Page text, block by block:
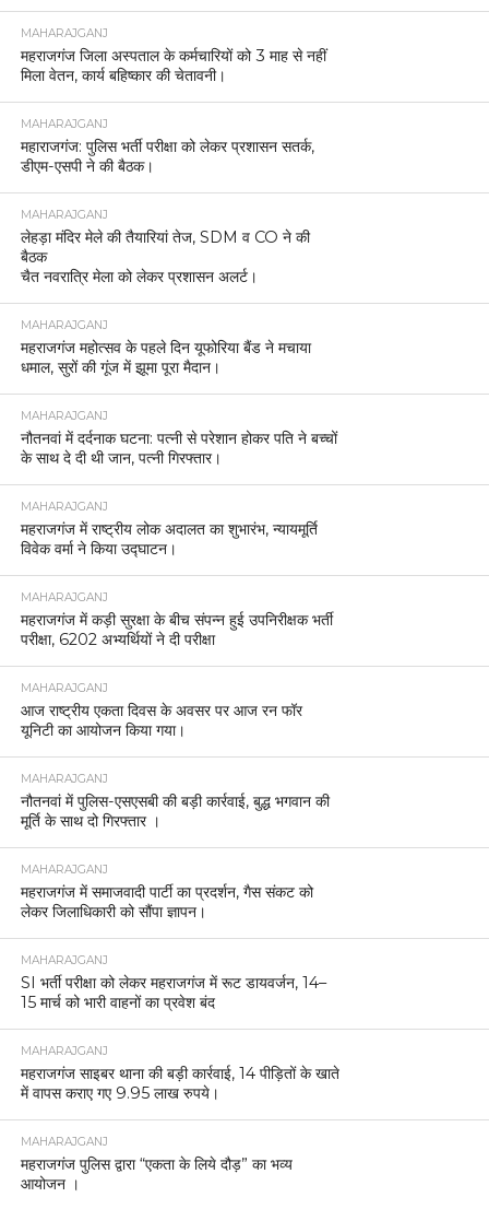
MAHARAJGANJ
महराजगंज जिला अस्पताल के कर्मचारियों को 3 माह से नहीं
मिला वेतन, कार्य बहिष्कार की चेतावनी।
MAHARAJGANJ
महाराजगंज: पुलिस भर्ती परीक्षा को लेकर प्रशासन सतर्क,
डीएम-एसपी ने की बैठक।
MAHARAJGANJ
लेहड़ा मंदिर मेले की तैयारियां तेज, SDM व CO ने की
बैठक
चैत नवरात्रि मेला को लेकर प्रशासन अलर्ट।
MAHARAJGANJ
महराजगंज महोत्सव के पहले दिन यूफोरिया बैंड ने मचाया
धमाल, सुरों की गूंज में झूमा पूरा मैदान।
MAHARAJGANJ
नौतनवां में दर्दनाक घटना: पत्नी से परेशान होकर पति ने बच्चों
के साथ दे दी थी जान, पत्नी गिरफ्तार।
MAHARAJGANJ
महराजगंज में राष्ट्रीय लोक अदालत का शुभारंभ, न्यायमूर्ति
विवेक वर्मा ने किया उद्घाटन।
MAHARAJGANJ
महराजगंज में कड़ी सुरक्षा के बीच संपन्न हुई उपनिरीक्षक भर्ती
परीक्षा, 6202 अभ्यर्थियों ने दी परीक्षा
MAHARAJGANJ
आज राष्ट्रीय एकता दिवस के अवसर पर आज रन फॉर
यूनिटी का आयोजन किया गया।
MAHARAJGANJ
नौतनवां में पुलिस-एसएसबी की बड़ी कार्रवाई, बुद्ध भगवान की
मूर्ति के साथ दो गिरफ्तार ।
MAHARAJGANJ
महराजगंज में समाजवादी पार्टी का प्रदर्शन, गैस संकट को
लेकर जिलाधिकारी को सौंपा ज्ञापन।
MAHARAJGANJ
SI भर्ती परीक्षा को लेकर महराजगंज में रूट डायवर्जन, 14–
15 मार्च को भारी वाहनों का प्रवेश बंद
MAHARAJGANJ
महराजगंज साइबर थाना की बड़ी कार्रवाई, 14 पीड़ितों के खाते
में वापस कराए गए 9.95 लाख रुपये।
MAHARAJGANJ
महराजगंज पुलिस द्वारा “एकता के लिये दौड़” का भव्य
आयोजन ।